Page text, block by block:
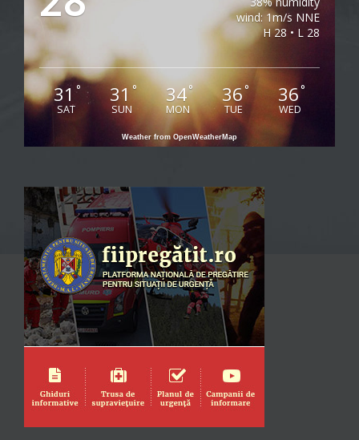
wind: 1m/s NNE
H 28 • L 28
31 °
SAT
31°
SUN
34°
MON
36°
TUE
36°
WED
Weather from OpenWeatherMap